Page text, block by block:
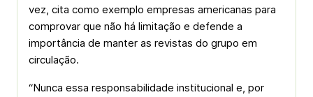
vez, cita como exemplo empresas americanas para
comprovar que não há limitação e defende a
importância de manter as revistas do grupo em
circulação.
“Nunca essa responsabilidade institucional e, por